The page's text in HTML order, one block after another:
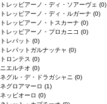
トレッビアーノ・ディ・ソアーヴェ (0)
トレッビアーノ・ディ・ルガーナ (0)
トレッビアーノ・トスカーナ (0)
トレッビアーノ・プロカニコ (0)
トレパット (0)
トレパットガルナッチャ (0)
トロンテス (0)
ニエルチオ (0)
ネグル・デ・ドラガシャニ (0)
ネグロアマーロ (1)
ネッビオーロ (0)